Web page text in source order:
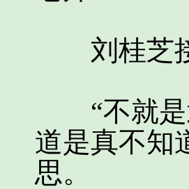
刘桂芝接
“不就是
道是真不知
思。